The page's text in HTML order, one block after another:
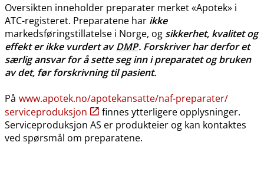
Oversikten inneholder preparater merket «Apotek» i
ATC-registeret. Preparatene har ikke
markedsføringstillatelse i Norge, og sikkerhet, kvalitet og
effekt er ikke vurdert avDMP. Forskriver har derfor et
særlig ansvar for å sette seg inn i preparatet og bruken
av det, før forskrivning til pasient.
På www.apotek.no​/​apotekansatte​/​naf-preparater​/​
serviceproduksjon
finnes ytterligere opplysninger.
Serviceproduksjon AS er produkteier og kan kontaktes
ved spørsmål om preparatene.